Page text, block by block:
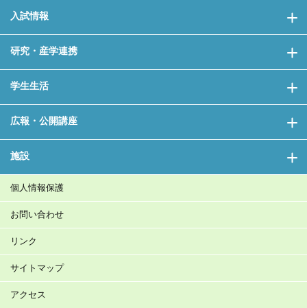
入試情報
研究・産学連携
学生生活
広報・公開講座
施設
個人情報保護
お問い合わせ
リンク
サイトマップ
アクセス